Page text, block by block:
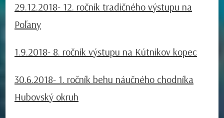
29.12.2018- 12. ročník tradičného výstupu na
Poľany
1.9.2018- 8. ročník výstupu na Kútnikov kopec
30.6.2018- 1. ročník behu náučného chodníka
Hubovský okruh